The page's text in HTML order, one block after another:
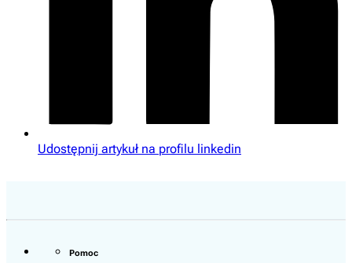
Udostępnij artykuł na profilu linkedin
Pomoc